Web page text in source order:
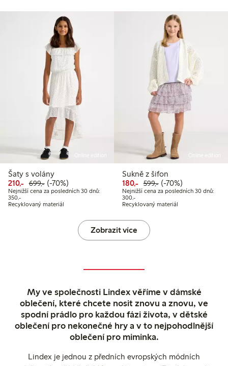
Šaty s volány
210,- Snížená cena: 210,00 Kč
699,-Běžná cena: 699,00 Kč
70% sleva
(-70%)
Nejnižší cena za posledních 30 dnů:
350,-Nejnižší cena za posledních 30 dnů: 350,00 Kč
Recyklovaný materiál
Sukně z šifon
180,- Snížená cena: 180,00 Kč
599,-Běžná cena: 599,00
70% sleva
(-70%)
Nejnižší cena za posledních 30 dnů:
300,-Nejnižší cena za posledních 30
Recyklovaný materiál
Zobrazit více
My ve společnosti Lindex věříme v dámské
oblečení, které chcete nosit znovu a znovu, ve
spodní prádlo pro každou fázi života, v dětské
oblečení pro nekonečné hry a v to nejpohodlnější
oblečení pro miminka.
Lindex je jednou z předních evropských módních